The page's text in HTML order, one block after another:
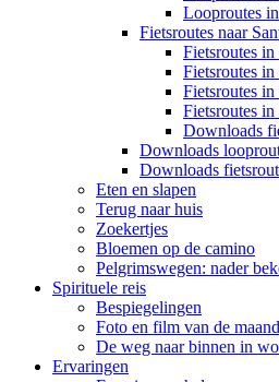
Looproutes
Fietsroutes naar
Fietsroutes
Fietsroutes
Fietsroutes
Fietsroutes in
Downloads
Downloads
Downloads
Eten en slapen
Terug naar huis
Zoekertjes
Bloemen op de camino
Pelgrimswegen: nader
Spirituele reis
Bespiegelingen
Foto en film van de maand
De weg naar binnen in
Ervaringen